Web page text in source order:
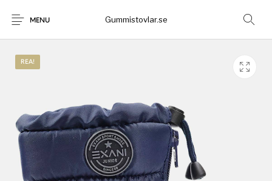
MENU Gummistovlar.se
REA!